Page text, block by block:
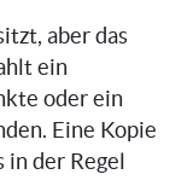
aber das
ein
oder ein
Eine Kopie
der Regel